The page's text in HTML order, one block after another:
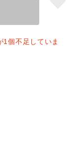
1個不足していま